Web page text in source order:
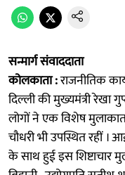
सन्मार्ग संवाददाता
कोलकाता :राजनीतिक
दिल्ली की मुख्यमंत्री रेखा
लोगों ने एक विशेष मुलाकात
चौधरी भी उपस्थित रहीं ।
के साथ हुई इस शिष्टाचार